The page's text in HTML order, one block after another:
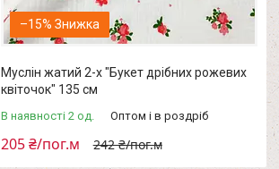
–15%
Муслін жатий 2-х "Букет дрібних рожевих
квіточок" 135 см
В наявності 2 од. Оптом і в роздріб
242 ₴/пог.м
205 ₴/пог.м